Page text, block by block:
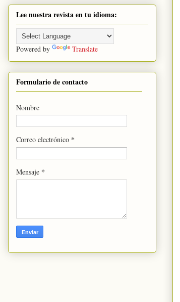
Lee nuestra revista en tu idioma:
Powered by Translate
Formulario de contacto
Nombre
Correo electrónico *
Mensaje *